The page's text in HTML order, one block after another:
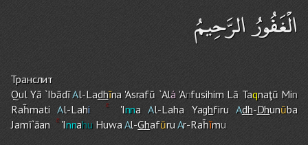
الْغَفُورُ الرَّحِيمُ
Транслит
Qul Yā `IbādīAl-Ladhīna 'Asrafū `Alá 'AnfusihimLā Taqnaţū Min
Raĥmati Al-Lahi 'Inna Al-LahaYaghfiruAdh-Dhunūba
Jamī`āan 'Innahu HuwaAl-GhafūruAr-Raĥīmu